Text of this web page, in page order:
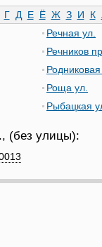
Г Д Е Ё Ж З И К
Речная ул.
Речников
Роща ул.
Рыбацкая
(без улицы):